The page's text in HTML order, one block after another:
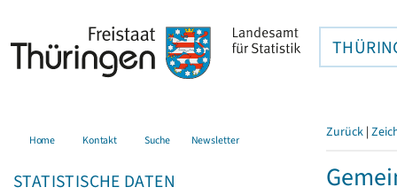
Home Kontakt Suche Newsletter
STATISTISCHE DATEN
Zurück |